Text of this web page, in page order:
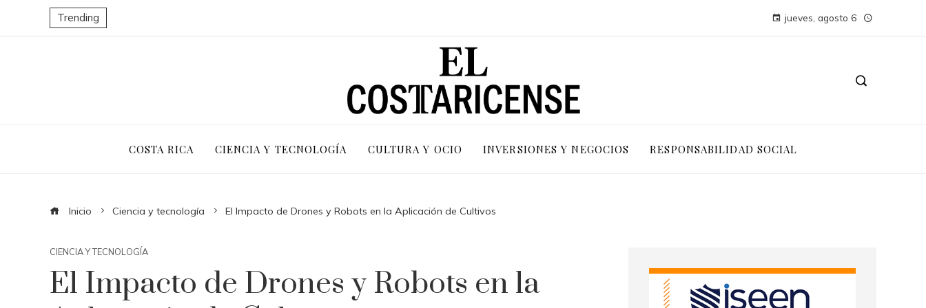
Trending jueves, agosto 6
COSTA RICA CIENCIA Y TECNOLOGÍA CULTURA Y OCIO INVERSIONES Y NEGOCIOS RESPONSABILIDAD SOCIAL
Inicio Ciencia y tecnología El Impacto de Drones y Robots en la Aplicación de Cultivos
CIENCIA Y TECNOLOGÍA
El Impacto de Drones y Robots en la